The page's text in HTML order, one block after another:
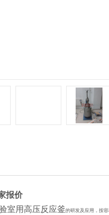
报价
室用高压反应釜的研发及应用，按